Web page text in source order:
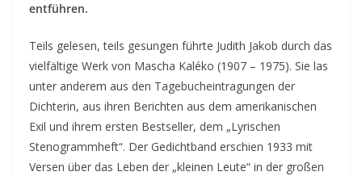
entführen.
Teils gelesen, teils gesungen führte Judith Jakob durch das
vielfältige Werk von Mascha Kaléko (1907 – 1975). Sie las
unter anderem aus den Tagebucheintragungen der
Dichterin, aus ihren Berichten aus dem amerikanischen
Exil und ihrem ersten Bestseller, dem „Lyrischen
Stenogrammheft“. Der Gedichtband erschien 1933 mit
Versen über das Leben der „kleinen Leute“ in der großen